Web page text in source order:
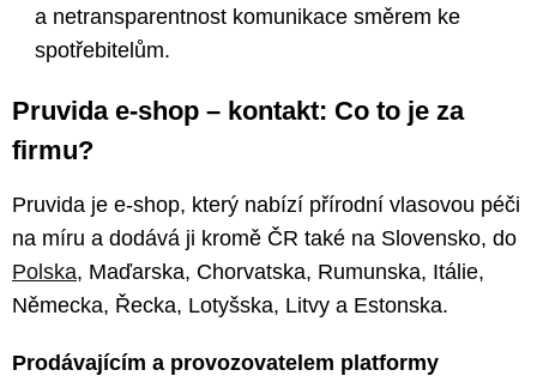
a netransparentnost komunikace směrem ke
spotřebitelům.
Pruvida e-shop – kontakt: Co to je za
firmu?
Pruvida je e-shop, který nabízí přírodní vlasovou péči
na míru a dodává ji kromě ČR také na Slovensko, do
Polska, Maďarska, Chorvatska, Rumunska, Itálie,
Německa, Řecka, Lotyšska, Litvy a Estonska.
Prodávajícím a provozovatelem platformy